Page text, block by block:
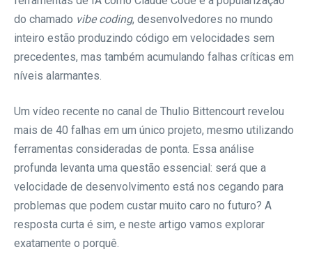
do chamado vibe coding, desenvolvedores no mundo
inteiro estão produzindo código em velocidades sem
precedentes, mas também acumulando falhas críticas em
níveis alarmantes.
Um vídeo recente no canal de Thulio Bittencourt revelou
mais de 40 falhas em um único projeto, mesmo utilizando
ferramentas consideradas de ponta. Essa análise
profunda levanta uma questão essencial: será que a
velocidade de desenvolvimento está nos cegando para
problemas que podem custar muito caro no futuro? A
resposta curta é sim, e neste artigo vamos explorar
exatamente o porquê.